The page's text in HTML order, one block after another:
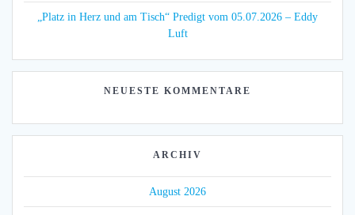
„Platz in Herz und am Tisch“ Predigt vom 05.07.2026 – Eddy
Luft
NEUESTE KOMMENTARE
ARCHIV
August 2026